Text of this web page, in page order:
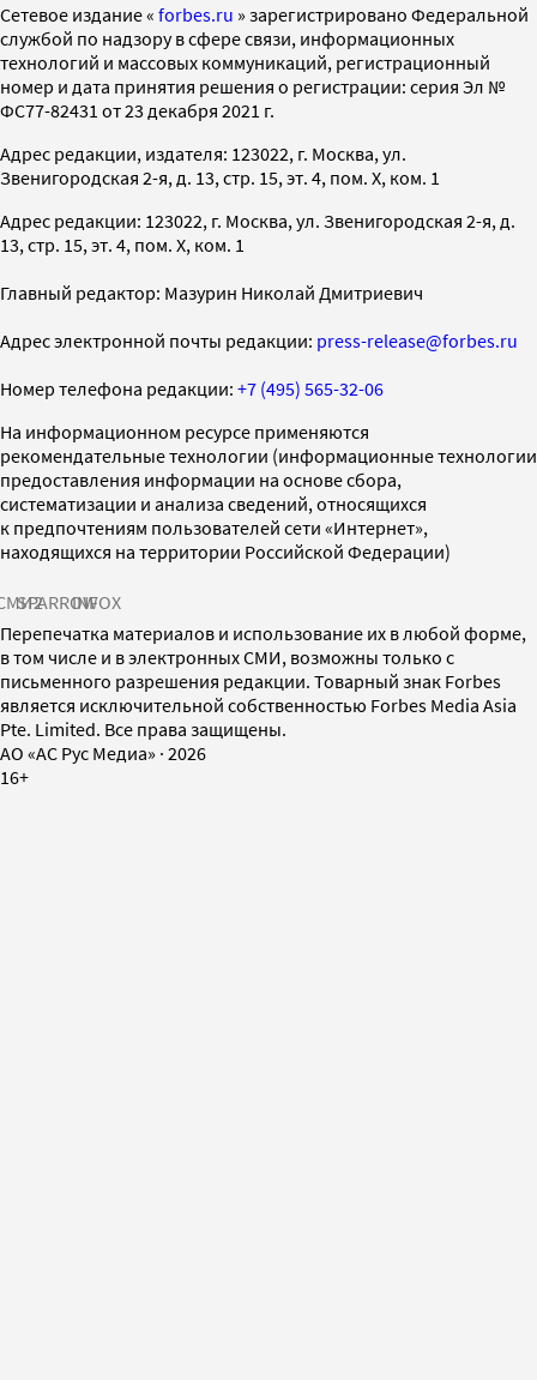
Cетевое издание « forbes.ru » зарегистрировано Федеральной
службой по надзору в сфере связи, информационных
технологий и массовых коммуникаций, регистрационный
номер и дата принятия решения о регистрации: серия Эл №
ФС77-82431 от 23 декабря 2021 г.
Адрес редакции, издателя: 123022, г. Москва, ул.
Звенигородская 2-я, д. 13, стр. 15, эт. 4, пом. X, ком. 1
Адрес редакции: 123022, г. Москва, ул. Звенигородская 2-я, д.
13, стр. 15, эт. 4, пом. X, ком. 1
Главный редактор: Мазурин Николай Дмитриевич
Адрес электронной почты редакции: press-release@forbes.ru
Номер телефона редакции: +7 (495) 565-32-06
На информационном ресурсе применяются
рекомендательные технологии (информационные технологии
предоставления информации на основе сбора,
систематизации и анализа сведений, относящихся
к предпочтениям пользователей сети «Интернет»,
находящихся на территории Российской Федерации)
SPARROWINFOX
Перепечатка материалов и использование их в любой форме,
в том числе и в электронных СМИ, возможны только с
письменного разрешения редакции. Товарный знак Forbes
является исключительной собственностью Forbes Media Asia
Pte. Limited. Все права защищены.
AO «АС Рус Медиа» · 2026
16+